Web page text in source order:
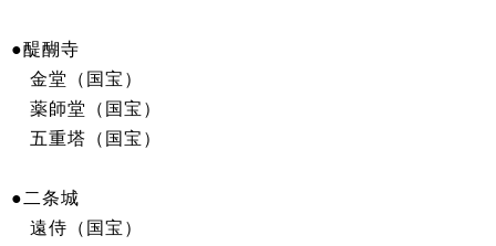
●醍醐寺
金堂（国宝）
薬師堂（国宝）
五重塔（国宝）
●二条城
遠侍（国宝）